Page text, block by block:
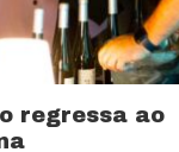
regressa ao